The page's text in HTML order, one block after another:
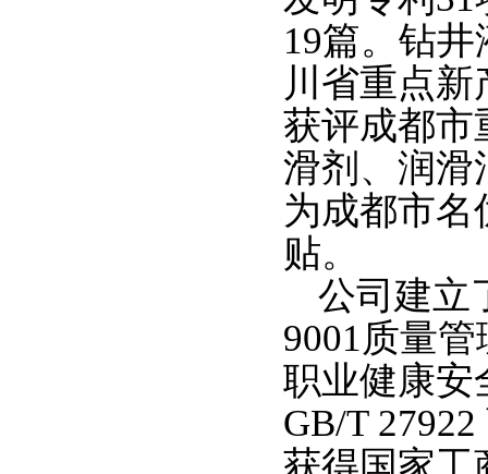
19篇。钻
川省重点
获评成都市
滑剂、润滑
为成都市名
贴。
公司建立
9001质量
职业健康安
GB/T